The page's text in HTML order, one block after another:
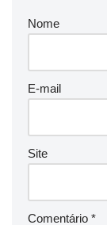
Nome
E-mail
Site
Comentário *